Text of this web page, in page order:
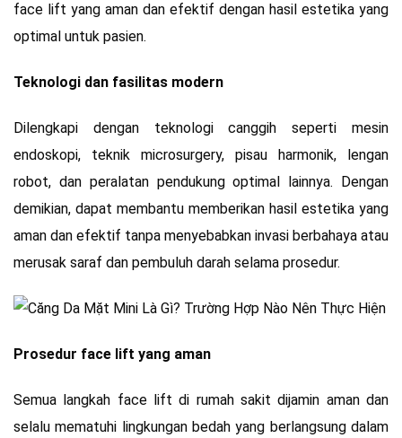
face lift yang aman dan efektif dengan hasil estetika yang
optimal untuk pasien.
Teknologi dan fasilitas modern
Dilengkapi dengan teknologi canggih seperti mesin
endoskopi, teknik microsurgery, pisau harmonik, lengan
robot, dan peralatan pendukung optimal lainnya. Dengan
demikian, dapat membantu memberikan hasil estetika yang
aman dan efektif tanpa menyebabkan invasi berbahaya atau
merusak saraf dan pembuluh darah selama prosedur.
Prosedur face lift yang aman
Semua langkah face lift di rumah sakit dijamin aman dan
selalu mematuhi lingkungan bedah yang berlangsung dalam